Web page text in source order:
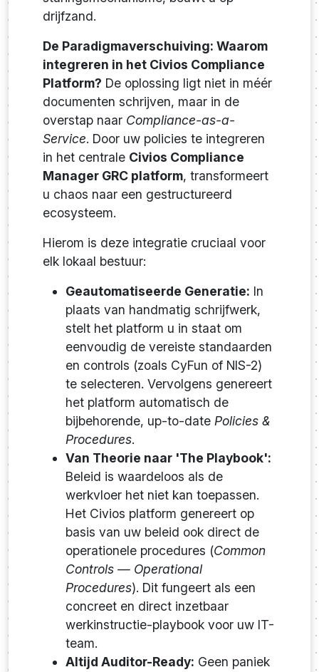
drijfzand.
De Paradigmaverschuiving: Waarom
integreren in het Civios Compliance
Platform? De oplossing ligt niet in méér
documenten schrijven, maar in de
overstap naar Compliance-as-a-
Service. Door uw policies te integreren
in het centrale Civios Compliance
Manager GRC platform, transformeert
u chaos naar een gestructureerd
ecosysteem.
Hierom is deze integratie cruciaal voor
elk lokaal bestuur:
Geautomatiseerde Generatie: In
plaats van handmatig schrijfwerk,
stelt het platform u in staat om
eenvoudig de vereiste standaarden
en controls (zoals CyFun of NIS-2)
te selecteren. Vervolgens genereert
het platform automatisch de
bijbehorende, up-to-date Policies &
Procedures.
Van Theorie naar 'The Playbook':
Beleid is waardeloos als de
werkvloer het niet kan toepassen.
Het Civios platform genereert op
basis van uw beleid ook direct de
operationele procedures (Common
Controls — Operational
Procedures). Dit fungeert als een
concreet en direct inzetbaar
werkinstructie-playbook voor uw IT-
team.
Altijd Auditor-Ready: Geen paniek